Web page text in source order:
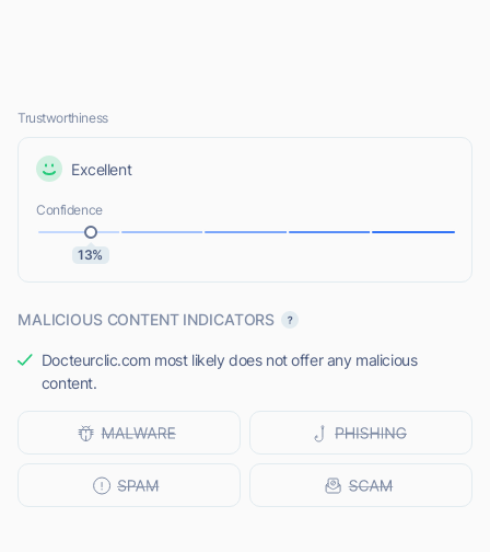
Trustworthiness
Excellent
Confidence
13%
MALICIOUS CONTENT INDICATORS
Docteurclic.com most likely does not offer any malicious
content.